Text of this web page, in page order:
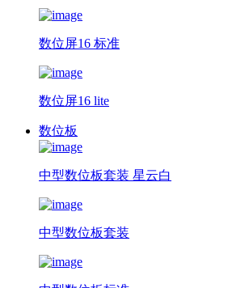
数位屏16 标准
数位屏16 lite
数位板
中型数位板套装 星云白
中型数位板套装